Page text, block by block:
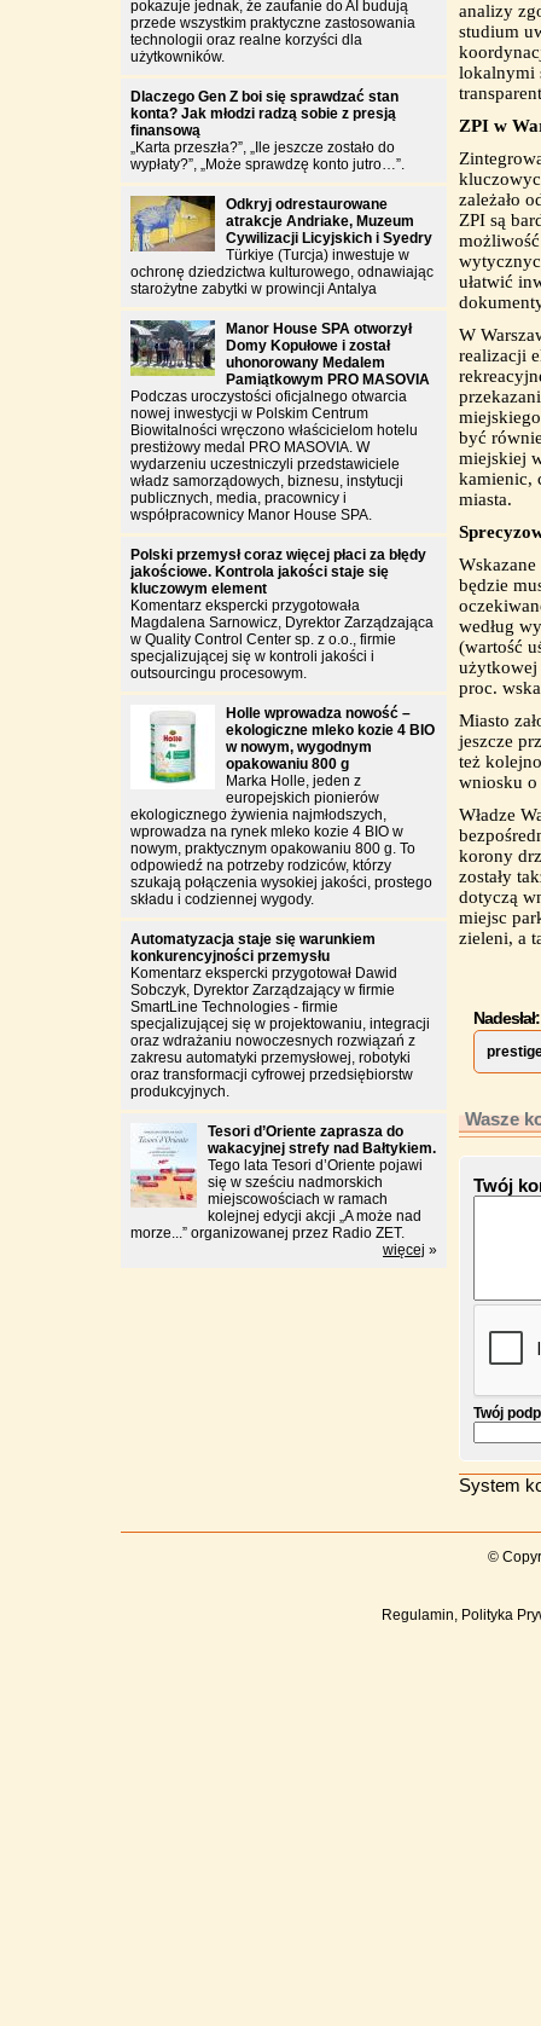
analizy
studium
lokalnymi
ZPI w
zależało
ZPI są
ułatwić
W
realizacji
być
miejskiej
kamienic,
miasta.
będzie
według
(wartość
użytkowej
proc.
Miasto
jeszcze
też
wniosku o
Władze
korony
zostały
dotyczą
miejsc
zieleni, a
Nadesłał:
Wasze
Twój
Twój
System
pokazuje jednak, że zaufanie do AI budują
przede wszystkim praktyczne zastosowania
technologii oraz realne korzyści dla
użytkowników.
Dlaczego Gen Z boi się sprawdzać stan
konta? Jak młodzi radzą sobie z presją
finansową
„Karta przeszła?”, „Ile jeszcze zostało do
wypłaty?”, „Może sprawdzę konto jutro…”.
Odkryj odrestaurowane
atrakcje Andriake, Muzeum
Cywilizacji Licyjskich i Syedry
Türkiye (Turcja) inwestuje w
ochronę dziedzictwa kulturowego, odnawiając
starożytne zabytki w prowincji Antalya
Manor House SPA otworzył
Domy Kopułowe i został
uhonorowany Medalem
Pamiątkowym PRO MASOVIA
Podczas uroczystości oficjalnego otwarcia
nowej inwestycji w Polskim Centrum
Biowitalności wręczono właścicielom hotelu
prestiżowy medal PRO MASOVIA. W
wydarzeniu uczestniczyli przedstawiciele
władz samorządowych, biznesu, instytucji
publicznych, media, pracownicy i
współpracownicy Manor House SPA.
Polski przemysł coraz więcej płaci za błędy
jakościowe. Kontrola jakości staje się
kluczowym element
Komentarz ekspercki przygotowała
Magdalena Sarnowicz, Dyrektor Zarządzająca
w Quality Control Center sp. z o.o., firmie
specjalizującej się w kontroli jakości i
outsourcingu procesowym.
Holle wprowadza nowość –
ekologiczne mleko kozie 4 BIO
w nowym, wygodnym
opakowaniu 800 g
Marka Holle, jeden z
europejskich pionierów
ekologicznego żywienia najmłodszych,
wprowadza na rynek mleko kozie 4 BIO w
nowym, praktycznym opakowaniu 800 g. To
odpowiedź na potrzeby rodziców, którzy
szukają połączenia wysokiej jakości, prostego
składu i codziennej wygody.
Automatyzacja staje się warunkiem
konkurencyjności przemysłu
Komentarz ekspercki przygotował Dawid
Sobczyk, Dyrektor Zarządzający w firmie
SmartLine Technologies - firmie
specjalizującej się w projektowaniu, integracji
oraz wdrażaniu nowoczesnych rozwiązań z
zakresu automatyki przemysłowej, robotyki
oraz transformacji cyfrowej przedsiębiorstw
produkcyjnych.
Tesori d’Oriente zaprasza do
wakacyjnej strefy nad Bałtykiem.
Tego lata Tesori d’Oriente pojawi
się w sześciu nadmorskich
miejscowościach w ramach
kolejnej edycji akcji „A może nad
morze...” organizowanej przez Radio ZET.
więcej »
©
Regulamin, Polityka